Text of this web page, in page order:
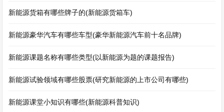
新能源货箱有哪些牌子的(新能源货箱车)
新能源豪华汽车有哪些车型(豪华新能源汽车前十名品牌)
新能源课题名称有哪些类型(以新能源为题的课题报告)
新能源试验领域有哪些股票(研究新能源的上市公司有哪些)
新能源课堂小知识有哪些(新能源科普知识)